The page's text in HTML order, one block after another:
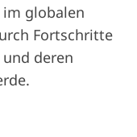
globalen
Fortschritte
deren